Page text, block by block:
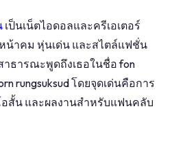
เป็นเน็ตไอดอลและครีเอเตอร์
น้าคม หุ่นเด่น และสไตล์แฟชั่น
าธารณะพูดถึงเธอในชื่อ fon
rungsuksud โดยจุดเด่นคือการ
สั้น และผลงานสำหรับแฟนคลับ